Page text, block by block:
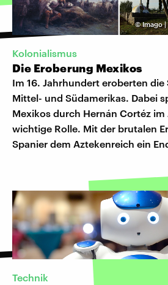
©Imago |
Kolonialismus
Die Eroberung Mexikos
Im 16. Jahrhundert eroberten die
Mittel- und Südamerikas. Dabei
Mexikos durch Hernán Cortéz im
wichtige Rolle. Mit der brutalen
Spanier dem Aztekenreich ein
Technik